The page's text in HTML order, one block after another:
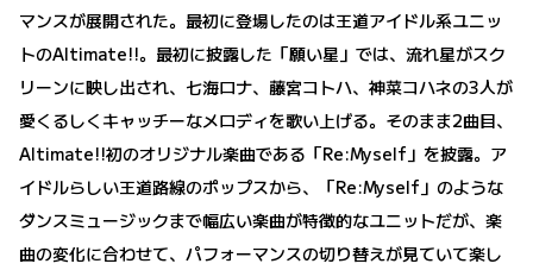
マンスが展開された。最初に登場したのは王道アイドル系ユニッ
トのAltimate!!。最初に披露した「願い星」では、流れ星がスク
リーンに映し出され、七海ロナ、藤宮コトハ、神菜コハネの3人が
愛くるしくキャッチーなメロディを歌い上げる。そのまま2曲目、
Altimate!!初のオリジナル楽曲である「Re:Myself」を披露。ア
イドルらしい王道路線のポップスから、「Re:Myself」のような
ダンスミュージックまで幅広い楽曲が特徴的なユニットだが、楽
曲の変化に合わせて、パフォーマンスの切り替えが見ていて楽し